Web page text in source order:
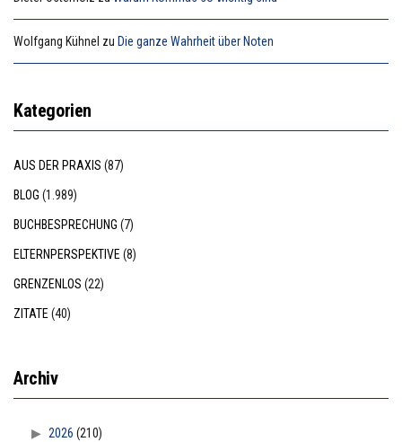
Wolfgang Kühnel zu Die ganze Wahrheit über Noten
Kategorien
AUS DER PRAXIS (87)
BLOG (1.989)
BUCHBESPRECHUNG (7)
ELTERNPERSPEKTIVE(8)
GRENZENLOS (22)
ZITATE(40)
Archiv
2026 (210)